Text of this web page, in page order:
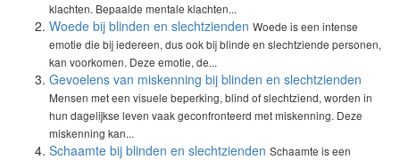
klachten. Bepaalde mentale klachten...
Woede bij blinden en slechtzienden Woede is een intense
emotie die bij iedereen, dus ook bij blinde en slechtziende personen,
kan voorkomen. Deze emotie, de...
Gevoelens van miskenning bij blinden en slechtzienden
Mensen met een visuele beperking, blind of slechtziend, worden in
hun dagelijkse leven vaak geconfronteerd met miskenning. Deze
miskenning kan...
Schaamte bij blinden en slechtzienden Schaamte is een